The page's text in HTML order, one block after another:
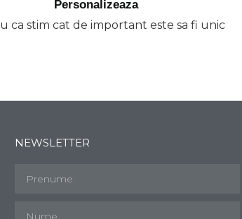
Personalizeaza
ca stim cat de important este sa fi unic
NEWSLETTER